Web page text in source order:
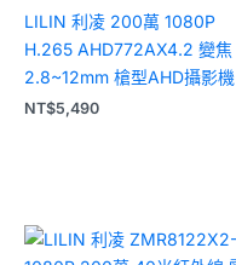
LILIN 利凌 200萬 1080P
H.265 AHD772AX4.2 變焦
2.8~12mm 槍型AHD攝影機
NT$5,490